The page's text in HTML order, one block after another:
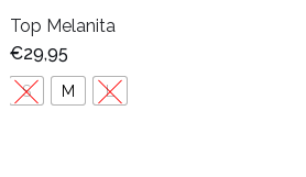
Top Melanita
€29,95
S M L